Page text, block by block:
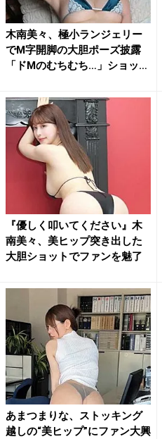
木南美々、極小ランジェリー
でM字開脚の大胆ポーズ披露
「ドMのむちむち…」ショッ
『優しく叩いてください』木
南美々、美ヒップ突き出した
大胆ショットでファンを魅了
あまつまりな、ストッキング
越しの“美ヒップ”にファン大興